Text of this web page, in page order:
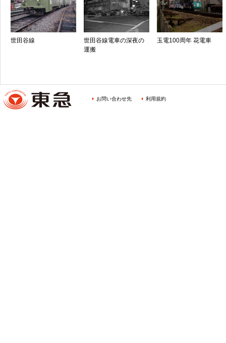
世田谷線
世田谷線電車の深夜の
運搬
玉電100周年 花電車
お問い合わせ先 利用規約